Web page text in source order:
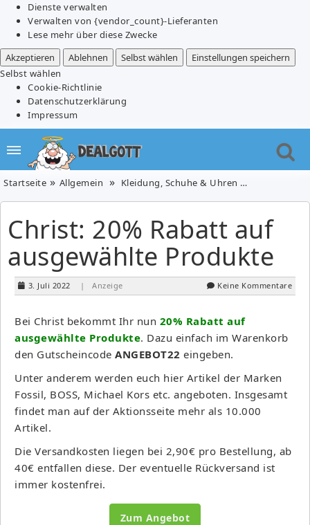
Dienste verwalten
Verwalten von {vendor_count}-Lieferanten
Lese mehr über diese Zwecke
Akzeptieren
Ablehnen Selbst wählen
Einstellungen speichern
Selbst wählen
Cookie-Richtlinie
Datenschutzerklärung
Impressum
Startseite Allgemein Kleidung, Schuhe & Uhren
Christ: 20% Rabatt auf
ausgewählte Produkte
3. Juli 2022 | Anzeige Keine Kommentare
Bei Christ bekommt Ihr nun 20% Rabatt auf
ausgewählte Produkte. Dazu einfach im Warenkorb
den Gutscheincode ANGEBOT22 eingeben.
Unter anderem werden euch hier Artikel der Marken
Fossil, BOSS, Michael Kors etc. angeboten. Insgesamt
findet man auf der Aktionsseite mehr als 10.000
Artikel.
Die Versandkosten liegen bei 2,90€ pro Bestellung, ab
40€ entfallen diese. Der eventuelle Rückversand ist
immer kostenfrei.
Zum Angebot